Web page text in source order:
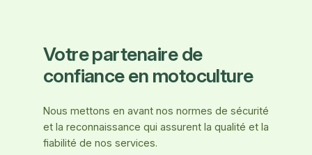
Votre partenaire de
confiance en motoculture
Nous mettons en avant nos normes de sécurité
et la reconnaissance qui assurent la qualité et la
fiabilité de nos services.